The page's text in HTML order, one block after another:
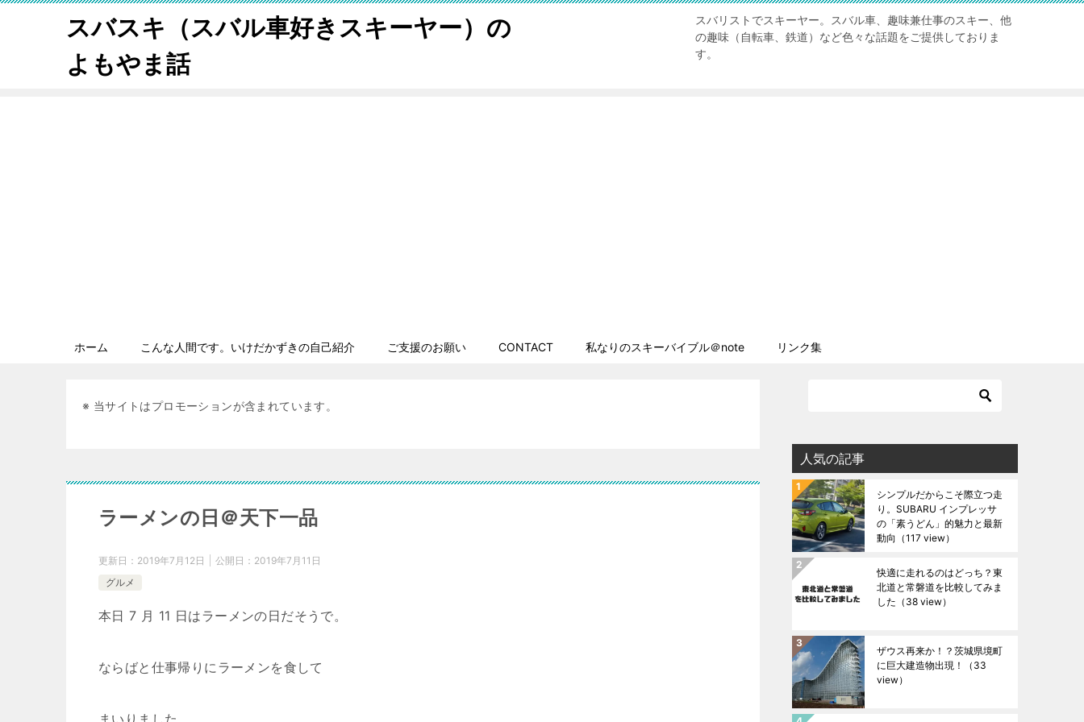
スバスキ（スバル車好きスキーヤー）の
よもやま話
スバリストでスキーヤー。スバル車、趣味兼仕事のスキー、他
の趣味（自転車、鉄道）など色々な話題をご提供しておりま
す。
ホーム こんな人間です。いけだかずきの自己紹介 ご支援のお願い CONTACT 私なりのスキーバイブル＠note リンク集
※ 当サイトはプロモーションが含まれています。
ラーメンの日＠天下一品
更新日： 2019年7月12日 公開日： 2019年7月11日
グルメ
本日 7 月 11 日はラーメンの日だそうで。
ならばと仕事帰りにラーメンを食して
まいりました。
人気の記事
シンプルだからこそ際立つ走
り。SUBARU インプレッサ
の「素うどん」的魅力と最新
動向 （117 view）
快適に走れるのはどっち？東
北道と常磐道を比較してみま
した （38 view）
ザウス再来か！？茨城県境町
に巨大建造物出現！
（33
view）